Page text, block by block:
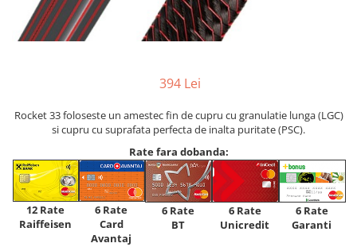
394 Lei
Rocket 33 foloseste un amestec fin de cupru cu granulatie lunga (LGC)
si cupru cu suprafata perfecta de inalta puritate (PSC).
Rate fara dobanda:
12 Rate
Raiffeisen
6 Rate
Card
Avantaj
6 Rate
BT
6 Rate
Unicredit
6 Rate
Garanti